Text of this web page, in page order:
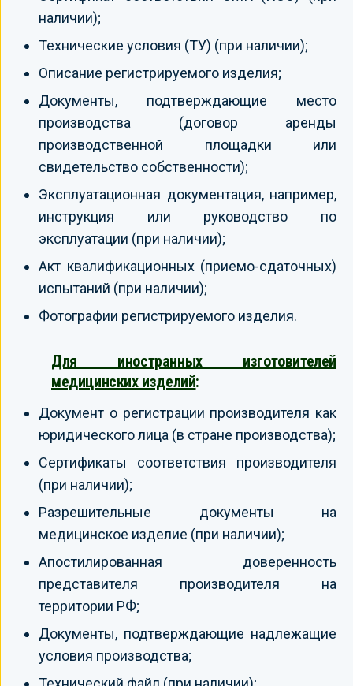
наличии);
Технические условия (ТУ) (при наличии);
Описание регистрируемого изделия;
Документы, подтверждающие место
производства (договор аренды
производственной площадки или
свидетельство собственности);
Эксплуатационная документация, например,
инструкция или руководство по
эксплуатации (при наличии);
Акт квалификационных (приемо-сдаточных)
испытаний (при наличии);
Фотографии регистрируемого изделия.
Для иностранных изготовителей
медицинских изделий:
Документ о регистрации производителя как
юридического лица (в стране производства);
Сертификаты соответствия производителя
(при наличии);
Разрешительные документы на
медицинское изделие (при наличии);
Апостилированная доверенность
представителя производителя на
территории РФ;
Документы, подтверждающие надлежащие
условия производства;